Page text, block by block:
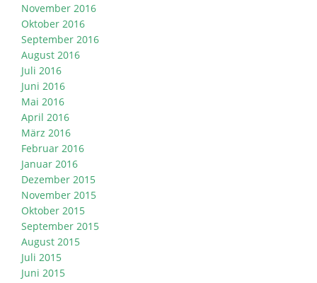
November 2016
Oktober 2016
September 2016
August 2016
Juli 2016
Juni 2016
Mai 2016
April 2016
März 2016
Februar 2016
Januar 2016
Dezember 2015
November 2015
Oktober 2015
September 2015
August 2015
Juli 2015
Juni 2015